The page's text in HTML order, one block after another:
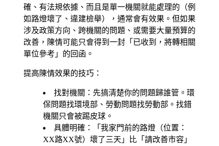
確、有法規依據、而且是單一機關就能處理的（例
如路燈壞了、違建檢舉），通常會有效果。但如果
涉及政策方向、跨機關的問題、或需要大量預算的
改善，陳情可能只會得到一封「已收到，將轉相關
單位參考」的回函。
提高陳情效果的技巧：
找對機關 ：先搞清楚你的問題歸誰管。環
保問題找環境部、勞動問題找勞動部。找錯
機關只會被踢皮球。
具體明確 ：「我家門前的路燈（位置：
XX路XX號）壞了三天」比「請改善市容」